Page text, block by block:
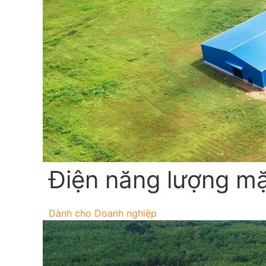
Điện năng lượng
Dành cho Doanh nghiệp